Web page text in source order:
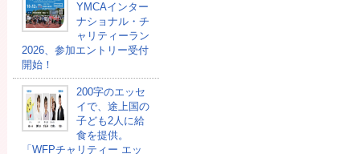
YMCAインター
ナショナル・チ
ャリティーラン
2026、参加エントリー受付
開始！
200字のエッセ
イで、途上国の
子ども2人に給
食を提供。
「WFPチャリティー エッ